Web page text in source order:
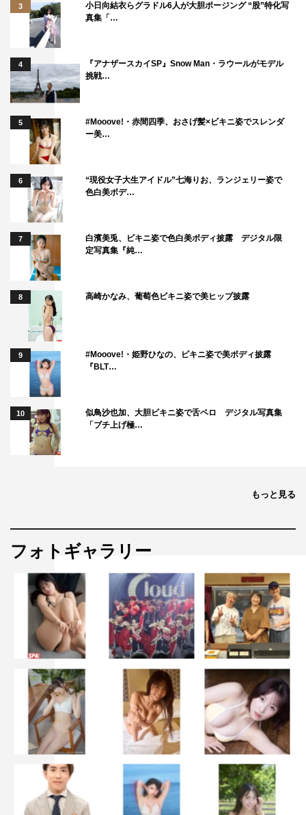
3
小日向結衣らグラドル6人が大胆ポージング “股”特化写
真集「…
4
『アナザースカイSP』Snow Man・ラウールがモデル
挑戦…
5
#Mooove!・赤間四季、おさげ髪×ビキニ姿でスレンダ
ー美…
6
“現役女子大生アイドル”七海りお、ランジェリー姿で
色白美ボデ…
7
白濱美兎、ビキニ姿で色白美ボディ披露 デジタル限
定写真集『純…
8 高崎かなみ、葡萄色ビキニ姿で美ヒップ披露
9
#Mooove!・姫野ひなの、ビキニ姿で美ボディ披露
『BLT…
10
似鳥沙也加、大胆ビキニ姿で舌ペロ デジタル写真集
「ブチ上げ極…
もっと見る
フォトギャラリー